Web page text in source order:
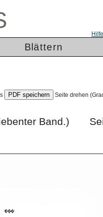
Hilfe
Blättern
Seite drehen
(Siebenter